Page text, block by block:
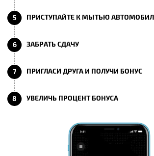
5 ПРИСТУПАЙТЕ К МЫТЬЮ
6 ЗАБРАТЬ СДАЧУ
7 ПРИГЛАСИ ДРУГА И ПОЛУЧИ БОНУС
8 УВЕЛИЧЬ ПРОЦЕНТ БОНУСА